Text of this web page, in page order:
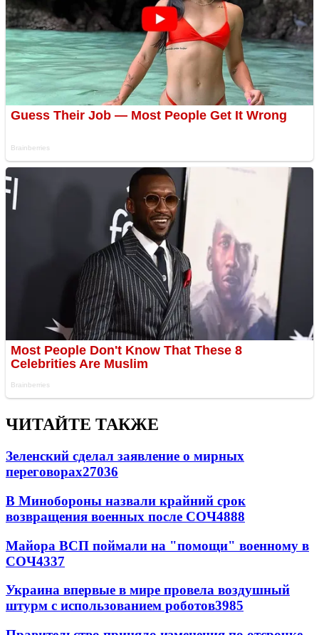
ЧИТАЙТЕ ТАКЖЕ
Зеленский сделал заявление о мирных
переговорах27036
В Минобороны назвали крайний срок
возвращения военных после СОЧ4888
Майора ВСП поймали на "помощи" военному в
СОЧ4337
Украина впервые в мире провела воздушный
штурм с использованием роботов3985